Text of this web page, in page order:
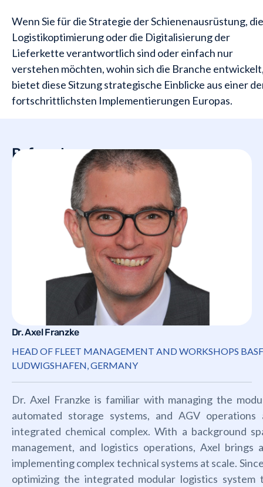
Wenn Sie für die Strategie der Schienenausrüstung, die
Logistikoptimierung oder die Digitalisierung der
Lieferkette verantwortlich sind oder einfach nur
verstehen möchten, wohin sich die Branche
bietet diese Sitzung strategische Einblicke aus einer
fortschrittlichsten Implementierungen Europas.
Referenten
Dr. Axel Franzke
HEAD OF FLEET MANAGEMENT AND WORKSHOPS BASF
LUDWIGSHAFEN, GERMANY
Dr. Axel Franzke is familiar with managing the
automated storage systems, and AGV operations
integrated chemical complex. With a background
management, and logistics operations, Axel brings
implementing complex technical systems at scale.
optimizing the integrated modular logistics